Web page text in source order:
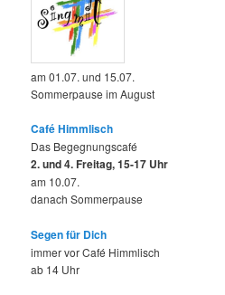
am 01.07. und 15.07.
Sommerpause im August
Café Himmlisch
Das Begegnungscafé
2. und 4. Freitag, 15-17 Uhr
am 10.07.
danach Sommerpause
Segen für Dich
immer vor Café Himmlisch
ab 14 Uhr